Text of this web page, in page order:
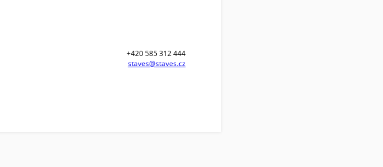
+420 585 312 444
staves@staves.cz